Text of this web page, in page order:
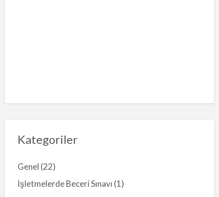
Kategoriler
Genel (22)
İşletmelerde Beceri Sınavı (1)